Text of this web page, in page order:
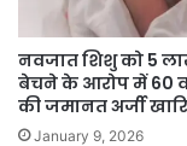
नवजात शिशु को 5
बेचने के आरोप में 60
की जमानत अर्जी
January 9, 2026